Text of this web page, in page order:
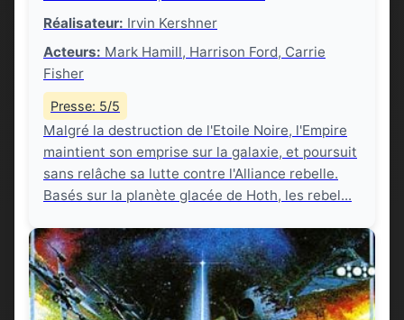
Réalisateur: Irvin Kershner
Acteurs: Mark Hamill, Harrison Ford, Carrie
Fisher
Presse: 5/5
Malgré la destruction de l'Etoile Noire, l'Empire
maintient son emprise sur la galaxie, et poursuit
sans relâche sa lutte contre l'Alliance rebelle.
Basés sur la planète glacée de Hoth, les rebel...